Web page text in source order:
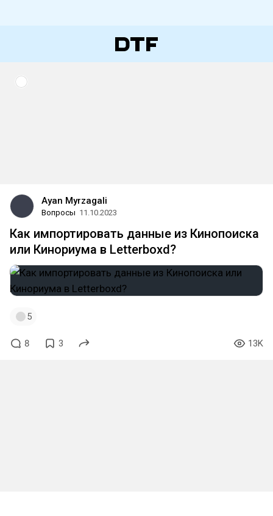
Ayan Myrzagali
Вопросы 11.10.2023
Как импортировать данные из Кинопоиска
или Кинориума в Letterboxd?
5
8 3 13K